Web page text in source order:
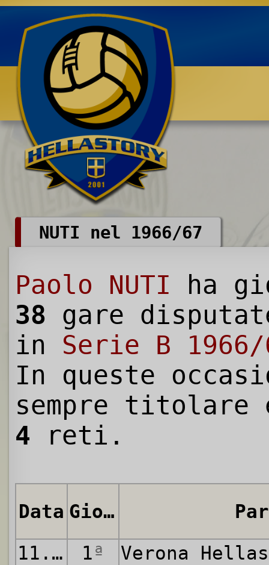
Benvenuti su HELLASTORY.net
NUTI nel 1966/67
Paolo NUTI ha
38 gare
in Serie B 1966/
In queste
sempre titolare
4 reti.
Data Giornata
11.09.1966
1ª
Verona